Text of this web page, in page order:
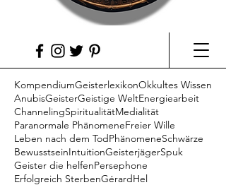
KompendiumGeisterlexikonOkkultes Wissen
AnubisGeisterGeistige WeltEnergiearbeit
ChannelingSpiritualitätMedialität
Paranormale PhänomeneFreier Wille
Leben nach dem TodPhänomeneSchwärze
BewusstseinIntuitionGeisterjägerSpuk
Geister die helfenPersephone
Erfolgreich SterbenGérardHel